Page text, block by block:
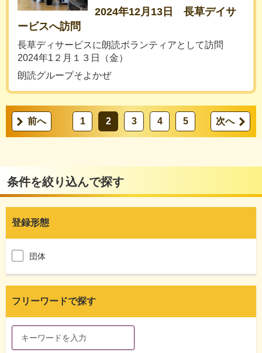
2024年12月13日 長草デイサ
ービスへ訪問
長草ディサービスに朗読ボランティアとして訪問
2024年1２月１３日（金）
朗読グループそよかぜ
前へ 1 2 3 4 5 次へ
条件を絞り込んで探す
登録形態
団体
フリーワードで探す